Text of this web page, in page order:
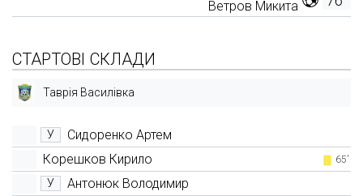
Ветров Микита
СТАРТОВІ СКЛАДИ
Таврія Василівка
У
Сидоренко Артем
Корешков Кирило
65'
У Антонюк Володимир